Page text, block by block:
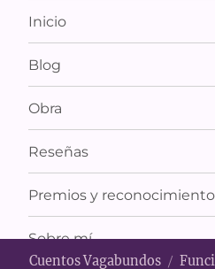
Inicio
Blog
Obra
Reseñas
Premios y
Sobre mí
Cuentos Vagabundos